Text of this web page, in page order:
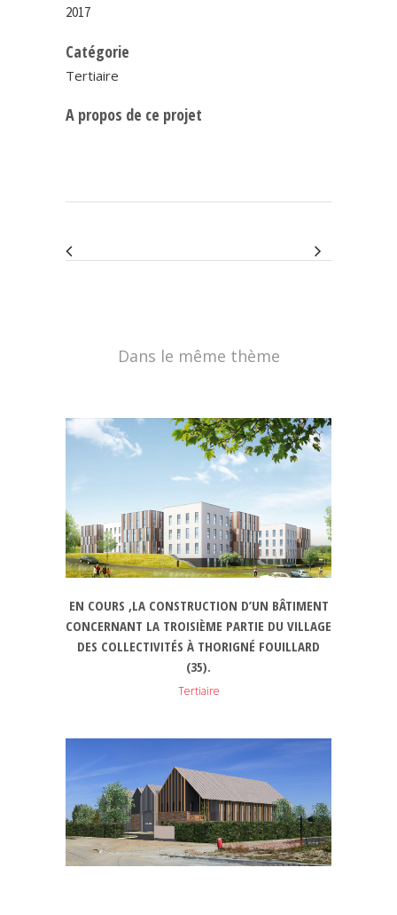
2017
Catégorie
Tertiaire
A propos de ce projet
Dans le même thème
EN COURS ,LA CONSTRUCTION D’UN BÂTIMENT
CONCERNANT LA TROISIÈME PARTIE DU VILLAGE
DES COLLECTIVITÉS À THORIGNÉ FOUILLARD
(35).
Tertiaire